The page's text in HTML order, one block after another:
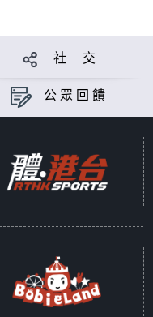
社 交
公眾回饋